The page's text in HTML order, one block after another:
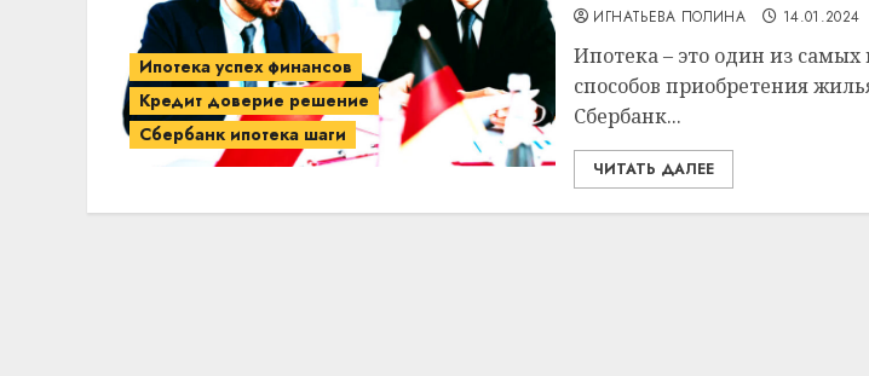
Ипотека успех финансов
Кредит доверие решение
Сбербанк ипотека шаги
ИГНАТЬЕВА ПОЛИНА 14.01.2024
Ипотека – это один из
способов приобретения
Сбербанк...
ЧИТАТЬ ДАЛЕЕ